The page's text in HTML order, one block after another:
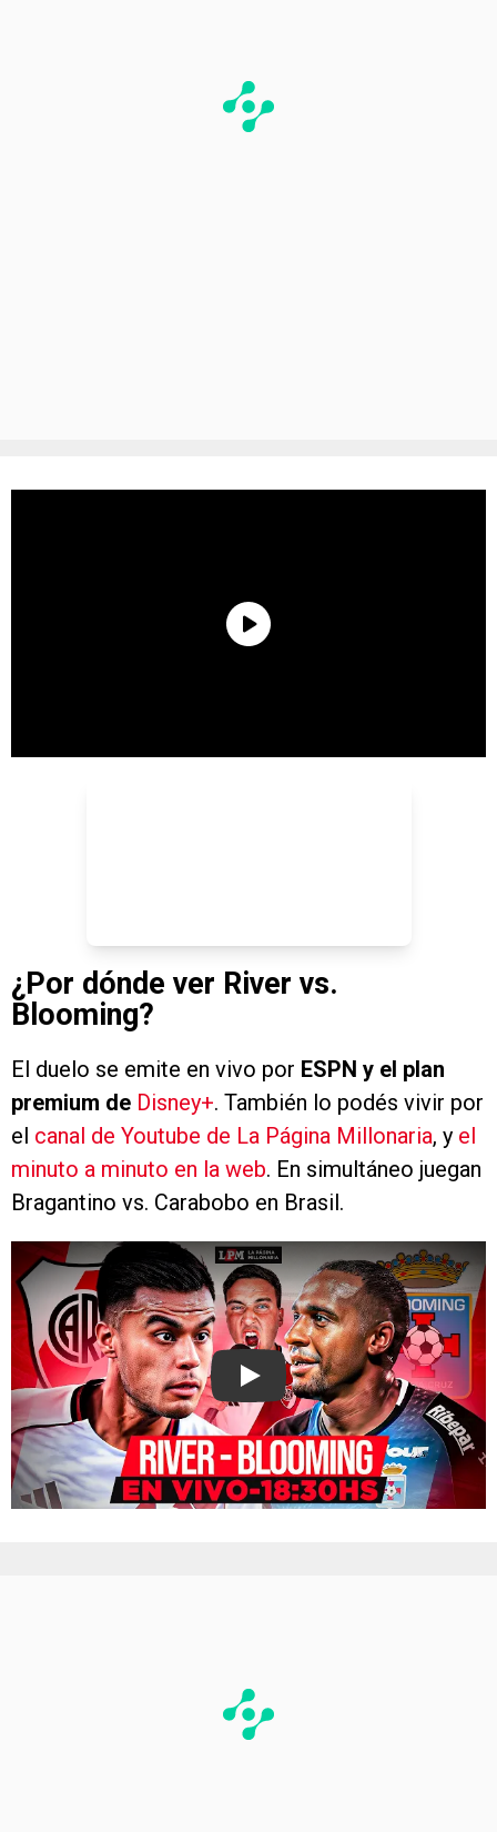
¿Por dónde ver River vs.
Blooming?
El duelo se emite en vivo por ESPN y el plan
premium de Disney+. También lo podés vivir por
el canal de Youtube de La Página Millonaria, y el
minuto a minuto en la web. En simultáneo juegan
Bragantino vs. Carabobo en Brasil.
Play